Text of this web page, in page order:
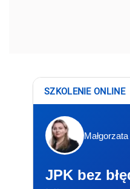
SZKOLENIE ONLINE
JPK bez